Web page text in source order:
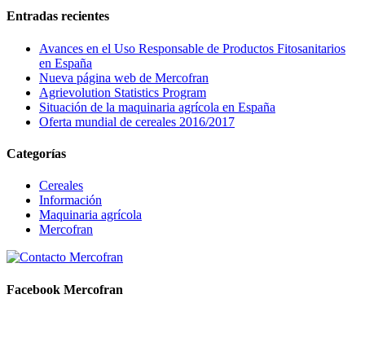
Entradas recientes
Avances en el Uso Responsable de Productos Fitosanitarios
en España
Nueva página web de Mercofran
Agrievolution Statistics Program
Situación de la maquinaria agrícola en España
Oferta mundial de cereales 2016/2017
Categorías
Cereales
Información
Maquinaria agrícola
Mercofran
Facebook Mercofran